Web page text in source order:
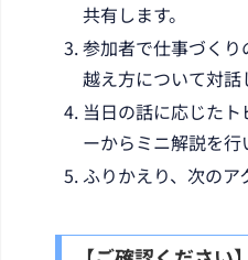
共有します。
参加者で仕事づく
越え方について対話
当日の話に応じた
ーからミニ解説を行
ふりかえり、次のア